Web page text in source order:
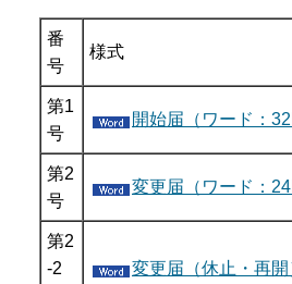
番
号
様式
第1
号
開始届（ワード：
第2
号
変更届（ワード：
第2
-2
変更届（休止・再開